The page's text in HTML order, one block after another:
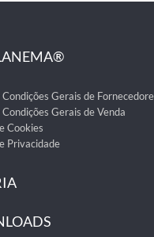
Gerais de
Gerais de Venda
Cookies
Privacidade